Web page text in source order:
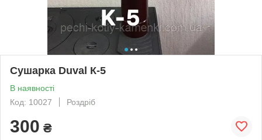
Сушарка Duval К-5
В наявності
Код: 10027
Роздріб
300 ₴